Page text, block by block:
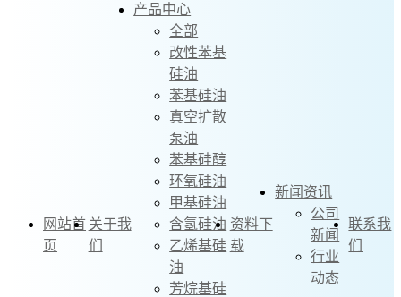
网站首
页
关于我
们
产品中心
全部
改性苯基
硅油
苯基硅油
真空扩散
泵油
苯基硅醇
环氧硅油
甲基硅油
含氢硅油
乙烯基硅
油
芳烷基硅
资料下
载
新闻资讯
公司
新闻
行业
动态
联系我
们